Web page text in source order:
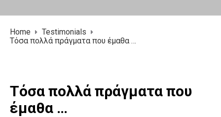
Home
Testimonials
Τόσα πολλά πράγματα που έμαθα …
Τόσα πολλά πράγματα που
έμαθα …